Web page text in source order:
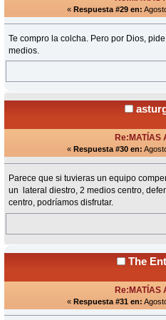
« Respuesta #29 en:
Te compro la colcha. Pero por Dios,
medios.
Re:MATÍAS
« Respuesta #30 en:
Parece que si tuvieras un equipo
un lateral diestro, 2 medios centro,
centro, podríamos disfrutar.
The
Re:MATÍAS
« Respuesta #31 en: